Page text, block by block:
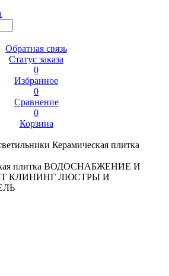
Обратная связь
Статус заказа
0
Избранное
0
Сравнение
0
Корзина
Керамическая плитка
плитка ВОДОСНАБЖЕНИЕ И
КЛИНИНГ ЛЮСТРЫ И